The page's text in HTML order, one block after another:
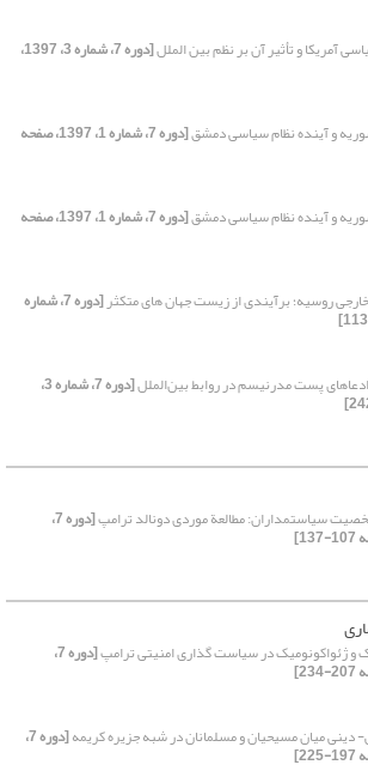
آمریکا و تأثیر آن بر نظم بین الملل [دوره 7، شماره 3، 1397،
و آینده نظام سیاسی دمشق [دوره 7، شماره 1، 1397، صفحه
و آینده نظام سیاسی دمشق [دوره 7، شماره 1، 1397، صفحه
روسیه؛ برآیندی از زیست جهان های متکثر [دوره 7، شماره
پست مدرنیسم در روابط بین‌الملل [دوره 7، شماره 3،
سیاستمداران: مطالعة موردی دونالد ترامپ [دوره 7،
و ژئواکونومیک در سیاست گذاری امنیتی ترامپ [دوره 7،
دینی میان مسیحیان و مسلمانان در شبه جزیره کریمه [دوره 7،